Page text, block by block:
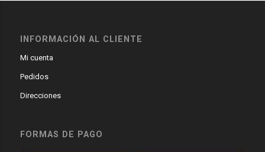
INFORMACIÓN AL CLIENTE
Mi cuenta
Pedidos
Direcciones
FORMAS DE PAGO